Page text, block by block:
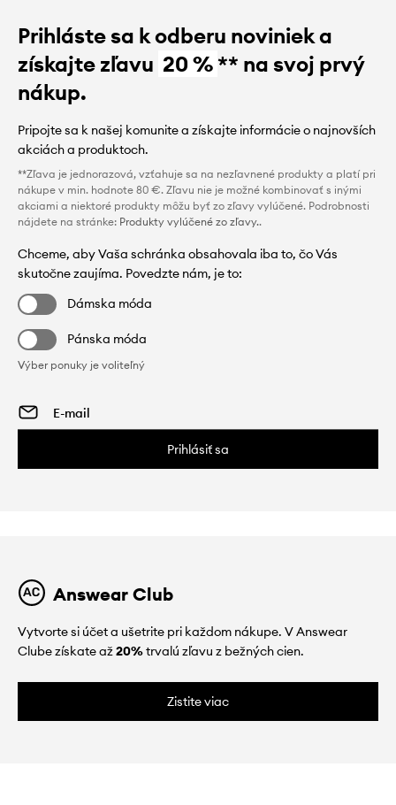
Prihláste sa k odberu noviniek a
získajte zľavu 20 %** na svoj prvý
nákup.
Pripojte sa k našej komunite a získajte informácie o najnovších
akciách a produktoch.
**Zľava je jednorazová, vzťahuje sa na nezľavnené produkty a platí pri
nákupe v min. hodnote 80 €. Zľavu nie je možné kombinovať s inými
akciami a niektoré produkty môžu byť zo zľavy vylúčené. Podrobnosti
nájdete na stránke: Produkty vylúčené zo zľavy..
Chceme, aby Vaša schránka obsahovala iba to, čo Vás
skutočne zaujíma. Povedzte nám, je to:
Dámska móda
Pánska móda
Výber ponuky je voliteľný
Prihlásiť sa
Answear Club
Vytvorte si účet a ušetrite pri každom nákupe. V Answear
Clube získate až20%trvalú zľavu z bežných cien.
Zistite viac